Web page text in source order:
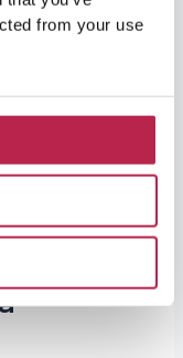
from your use
a